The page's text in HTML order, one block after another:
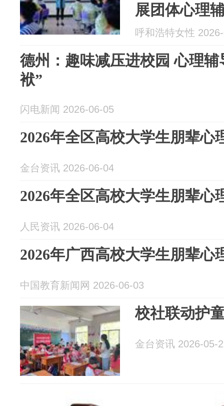
展团体心理
呼和浩特女性
德州：趣味减压进校园 心理
袱”
闪电新闻 2026-06-05
2026年全区高校大学生朋辈心
金台资讯 2026-06-04
2026年全区高校大学生朋辈心
人民资讯 2026-06-04
2026年广西高校大学生朋辈心
中国教育新闻网 2026-06-03
校社联动护
金台资讯 2026-05-